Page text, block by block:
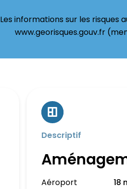
Les informations sur les risques
www.georisques.gouv.fr
Descriptif
Aéroport
18